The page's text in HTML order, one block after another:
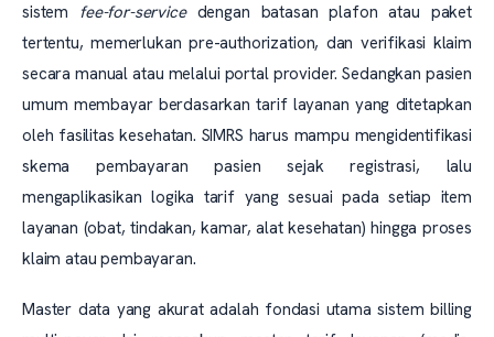
sistem fee-for-servicedengan batasan plafon atau paket
tertentu, memerlukan pre-authorization, dan verifikasi klaim
secara manual atau melalui portal provider. Sedangkan pasien
umum membayar berdasarkan tarif layanan yang ditetapkan
oleh fasilitas kesehatan. SIMRS harus mampu mengidentifikasi
skema pembayaran pasien sejak registrasi, lalu
mengaplikasikan logika tarif yang sesuai pada setiap item
layanan (obat, tindakan, kamar, alat kesehatan) hingga proses
klaim atau pembayaran.
Master data yang akurat adalah fondasi utama sistem billing